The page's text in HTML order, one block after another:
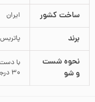
ساخت کشور ایران
برند پاتریس
نحوه شست
و شو
با
30 درجه